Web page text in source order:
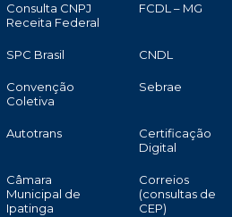
Consulta CNPJ
Receita Federal
FCDL – MG
SPC Brasil CNDL
Convenção
Coletiva
Sebrae
Autotrans
Certificação
Digital
Câmara
Municipal de
Ipatinga
Correios
(consultas de
CEP)